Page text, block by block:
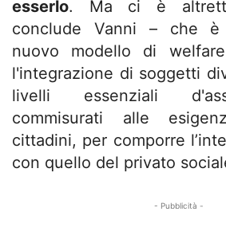
esserlo. Ma ci è
conclude Vanni – che è
nuovo modello di
l'integrazione di soggetti
livelli essenziali
commisurati alle
cittadini, per comporre
con quello del privato
- Pubblicità -